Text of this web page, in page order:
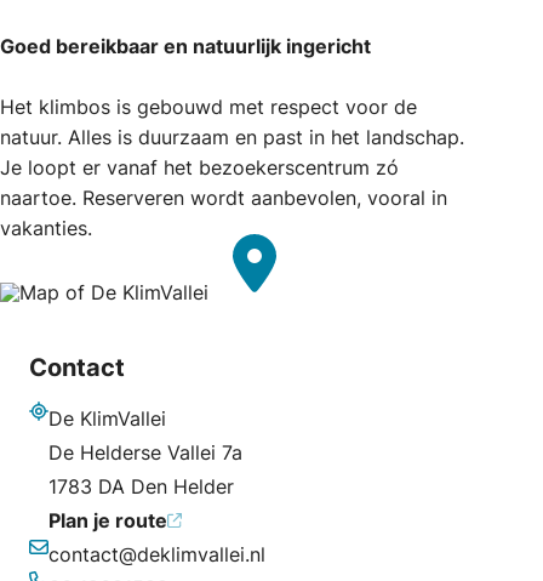
Goed bereikbaar en natuurlijk ingericht
Het klimbos is gebouwd met respect voor de
natuur. Alles is duurzaam en past in het landschap.
Je loopt er vanaf het bezoekerscentrum zó
naartoe. Reserveren wordt aanbevolen, vooral in
vakanties.
Contact
De KlimVallei
De Helderse Vallei 7a
1783 DA Den Helder
Plan je route
E-mailadres
contact@deklimvallei.nl